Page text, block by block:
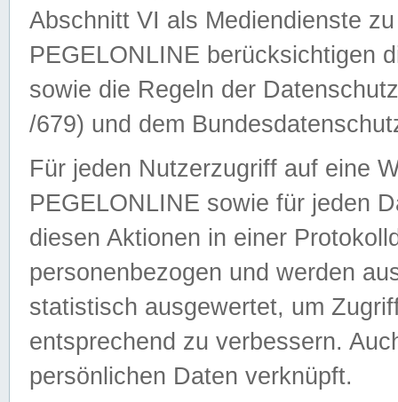
Abschnitt VI als Mediendienste
PEGELONLINE berücksichtigen
sowie die Regeln der
/679) und dem
Für jeden Nutzerzugriff auf eine
PEGELONLINE sowie für jeden
diesen Aktionen in einer
personenbezogen und werden
statistisch ausgewertet, um
entsprechend zu verbessern.
persönlichen Daten verknüpft.